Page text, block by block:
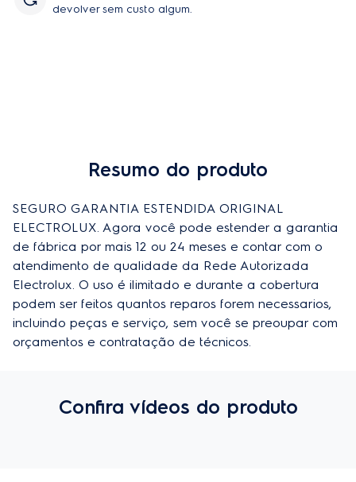
devolver sem custo algum.
Resumo do produto
SEGURO GARANTIA ESTENDIDA ORIGINAL
ELECTROLUX. Agora você pode estender a garantia
de fábrica por mais 12 ou 24 meses e contar com o
atendimento de qualidade da Rede Autorizada
Electrolux. O uso é ilimitado e durante a cobertura
podem ser feitos quantos reparos forem necessarios,
incluindo peças e serviço, sem você se preoupar com
orçamentos e contratação de técnicos.
Confira vídeos do produto